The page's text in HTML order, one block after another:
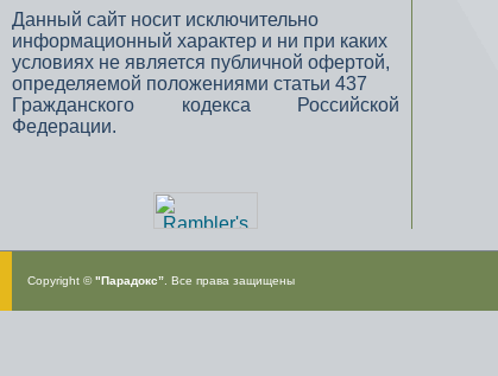
Данный сайт носит исключительно
информационный характер и ни при каких
условиях не является публичной офертой,
определяемой положениями статьи 437
Гражданского кодекса Российской
Федерации.
Copyright ©"Парадокс” . Все права защищены